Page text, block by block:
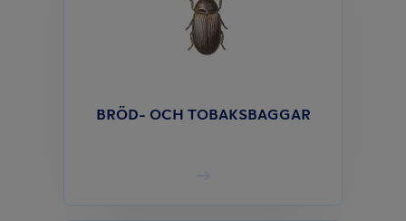
BRÖD- OCH TOBAKSBAGGAR